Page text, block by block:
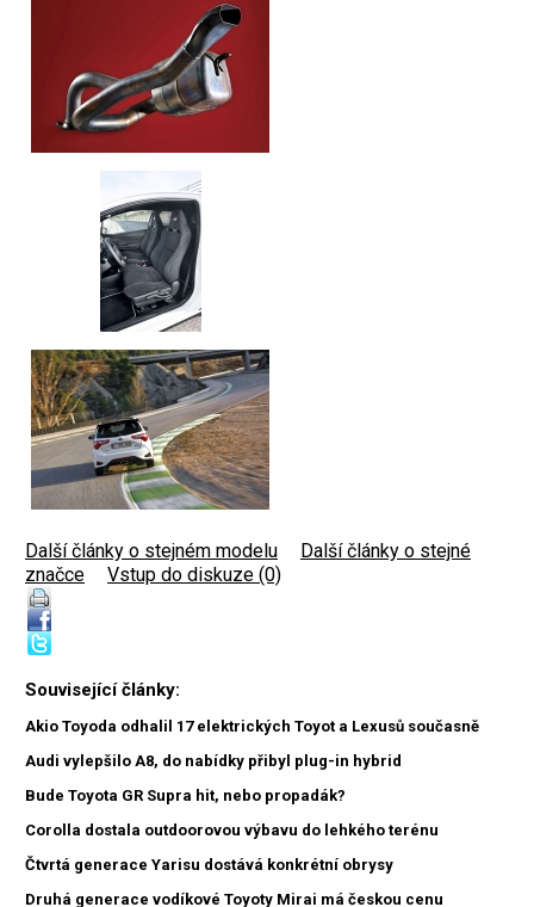
Další články o stejném modelu
Další články o stejné
značce
Vstup do diskuze (0)
Související články:
Akio Toyoda odhalil 17 elektrických Toyot a Lexusů současně
Audi vylepšilo A8, do nabídky přibyl plug-in hybrid
Bude Toyota GR Supra hit, nebo propadák?
Corolla dostala outdoorovou výbavu do lehkého terénu
Čtvrtá generace Yarisu dostává konkrétní obrysy
Druhá generace vodíkové Toyoty Mirai má českou cenu